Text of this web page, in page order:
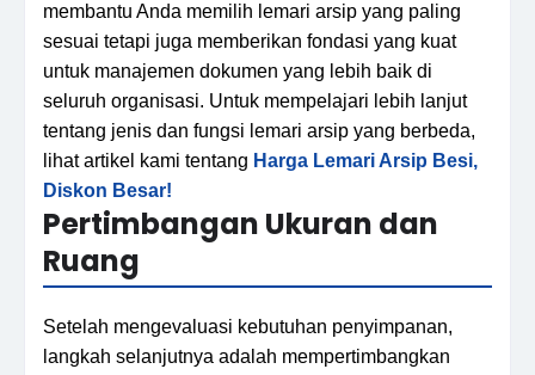
membantu Anda memilih lemari arsip yang paling
sesuai tetapi juga memberikan fondasi yang kuat
untuk manajemen dokumen yang lebih baik di
seluruh organisasi. Untuk mempelajari lebih lanjut
tentang jenis dan fungsi lemari arsip yang berbeda,
lihat artikel kami tentang Harga Lemari Arsip Besi,
Diskon Besar!
Pertimbangan Ukuran dan
Ruang
Setelah mengevaluasi kebutuhan penyimpanan,
langkah selanjutnya adalah mempertimbangkan